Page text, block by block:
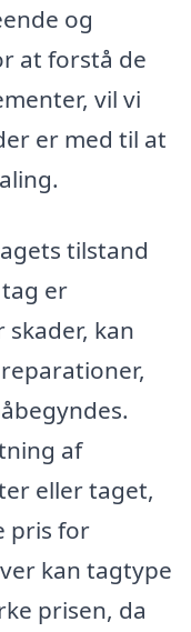
og
at forstå de
vil vi
er med til at
tilstand
er
kan
af
eller taget,
pris for
kan tagtype
prisen, da